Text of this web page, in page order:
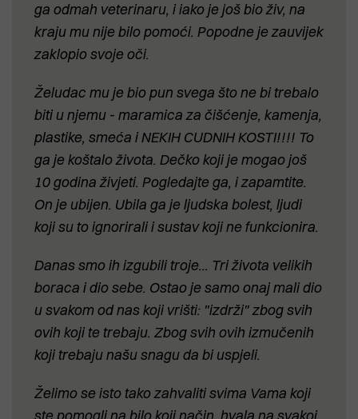
ga odmah veterinaru, i iako je još bio živ, na
kraju mu nije bilo pomoći. Popodne je zauvijek
zaklopio svoje oči.
Želudac mu je bio pun svega što ne bi trebalo
biti u njemu - maramica za čišćenje, kamenja,
plastike, smeća i NEKIH CUDNIH KOSTI!!!! To
ga je koštalo života. Dečko koji je mogao još
10 godina živjeti. Pogledajte ga, i zapamtite.
On je ubijen. Ubila ga je ljudska bolest, ljudi
koji su to ignorirali i sustav koji ne funkcionira.
Danas smo ih izgubili troje... Tri života velikih
boraca i dio sebe. Ostao je samo onaj mali dio
u svakom od nas koji vrišti: "izdrži" zbog svih
ovih koji te trebaju. Zbog svih ovih izmučenih
koji trebaju našu snagu da bi uspjeli.
Želimo se isto tako zahvaliti svima Vama koji